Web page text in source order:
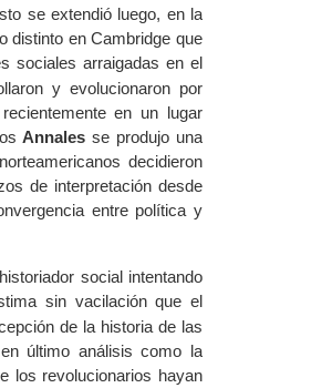
se extendió luego, en la
distinto en Cambridge que
sociales arraigadas en el
y evolucionaron por
en un lugar
Annales se produjo una
decidieron
de interpretación desde
entre política y
social intentando
sin vacilación que el
de la historia de las
último análisis como la
los revolucionarios hayan